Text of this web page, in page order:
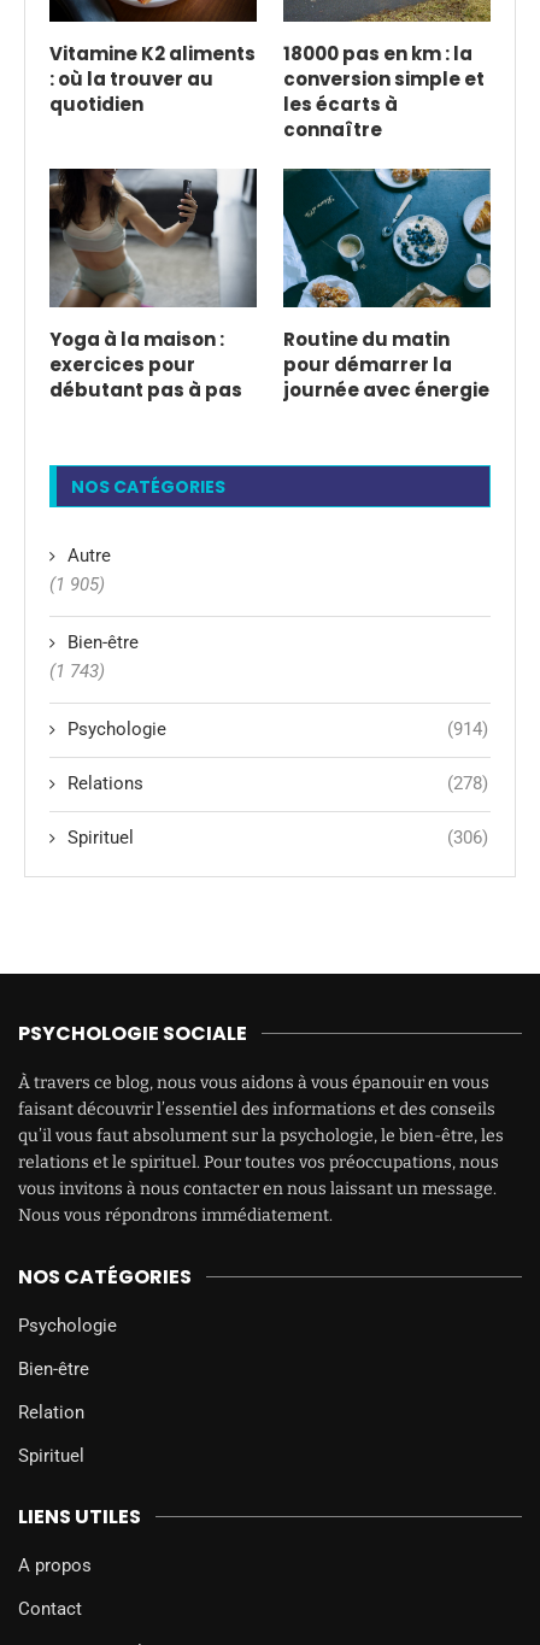
Vitamine K2 aliments
: où la trouver au
quotidien
18000 pas en km : la
conversion simple et
les écarts à
connaître
Yoga à la maison :
exercices pour
débutant pas à pas
Routine du matin
pour démarrer la
journée avec énergie
NOS CATÉGORIES
Autre
(1 905)
Bien-être
(1 743)
Psychologie (914)
Relations (278)
Spirituel (306)
PSYCHOLOGIE SOCIALE
À travers ce blog, nous vous aidons à vous épanouir en vous
faisant découvrir l’essentiel des informations et des conseils
qu’il vous faut absolument sur la psychologie, le bien-être, les
relations et le spirituel. Pour toutes vos préoccupations, nous
vous invitons à nous contacter en nous laissant un message.
Nous vous répondrons immédiatement.
NOS CATÉGORIES
Psychologie
Bien-être
Relation
Spirituel
LIENS UTILES
A propos
Contact